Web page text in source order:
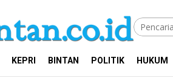
KEPRI BINTAN POLITIK HUKUM